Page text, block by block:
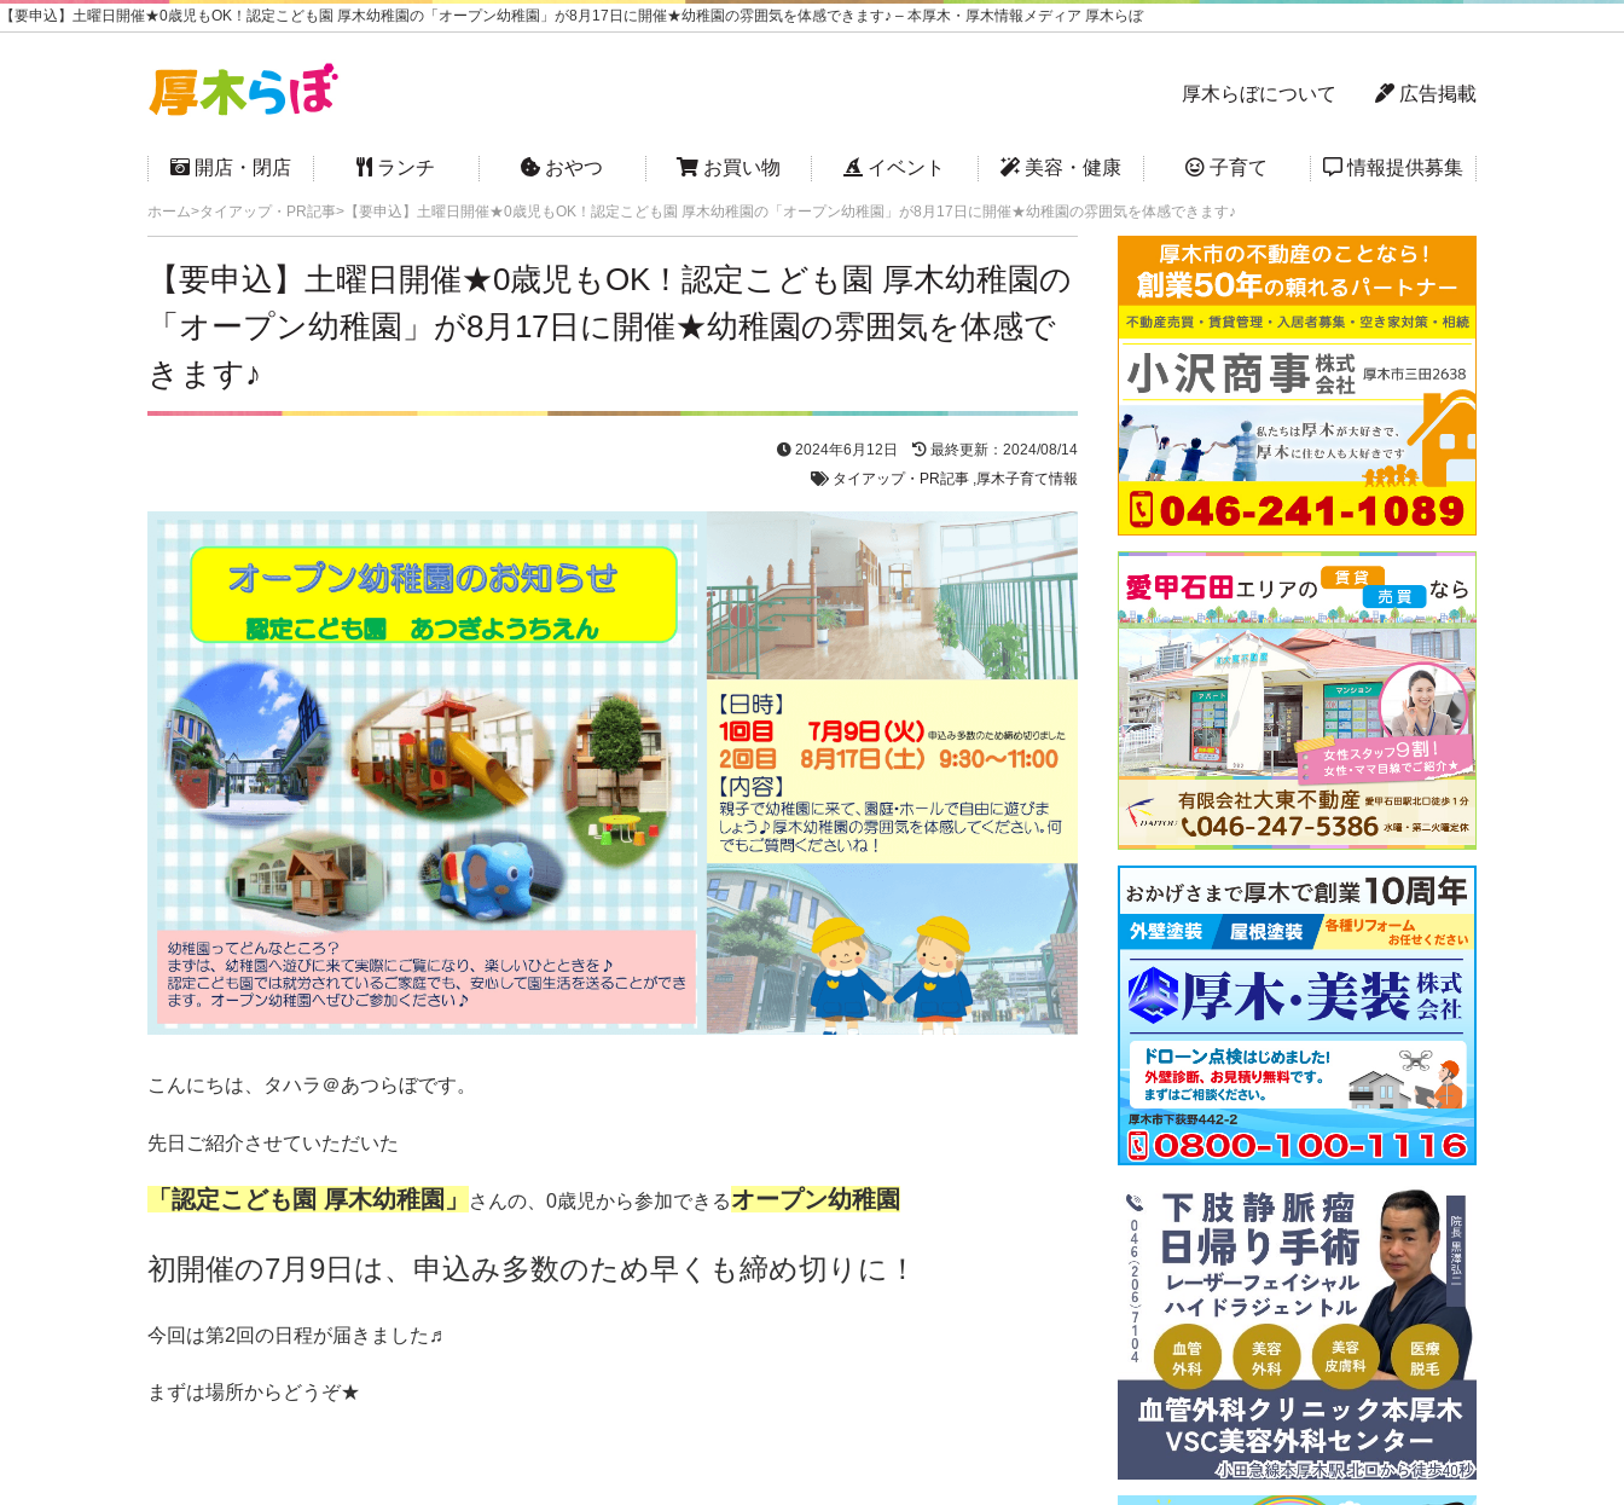
【要申込】土曜日開催★0歳児もOK！認定こども園 厚木幼稚園の「オープン幼稚園」が8月17日に開催★幼稚園の雰囲気を体感できます♪ – 本厚木・厚木情報メディア 厚木らぼ
厚木らぼについて 広告掲載
開店・閉店 ランチ おやつ お買い物 イベント 美容・健康 子育て 情報提供募集
ホーム タイアップ・PR記事 【要申込】土曜日開催★0歳児もOK！認定こども園 厚木幼稚園の「オープン幼稚園」が8月17日に開催★幼稚園の雰囲気を体感できます♪
【要申込】土曜日開催★0歳児もOK！認定こども園 厚木幼稚園の
「オープン幼稚園」が8月17日に開催★幼稚園の雰囲気を体感で
きます♪
2024年6月12日
最終更新：2024/08/14
タイアップ・PR記事 厚木子育て情報
こんにちは、タハラ＠あつらぼです。
先日ご紹介させていただいた
「認定こども園 厚木幼稚園」 さんの、0歳児から参加できるオープン幼稚園
初開催の7月9日は、申込み多数のため早くも締め切りに！
今回は第2回の日程が届きました♬
まずは場所からどうぞ★